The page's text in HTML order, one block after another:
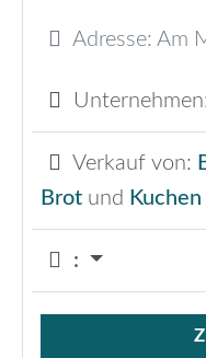
Adresse: Am
Verkauf von:
Brot und Kuchen
:
Verkauf von